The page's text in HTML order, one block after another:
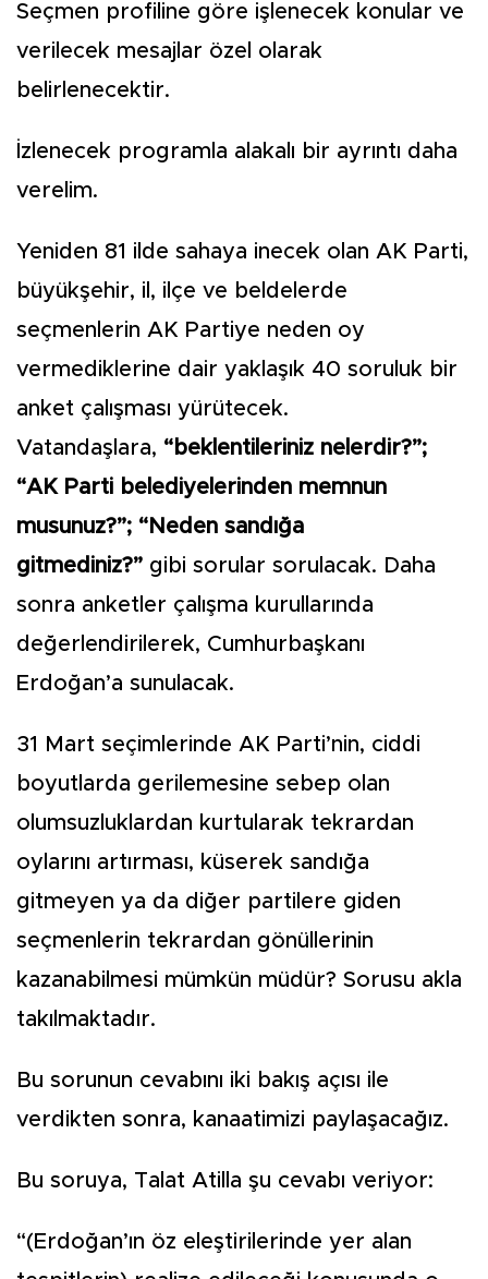
Seçmen profiline göre işlenecek konular ve
verilecek mesajlar özel olarak
belirlenecektir.
İzlenecek programla alakalı bir ayrıntı daha
verelim.
Yeniden 81 ilde sahaya inecek olan AK Parti,
büyükşehir, il, ilçe ve beldelerde
seçmenlerin AK Partiye neden oy
vermediklerine dair yaklaşık 40 soruluk bir
anket çalışması yürütecek.
Vatandaşlara, “beklentileriniz nelerdir?”;
“AK Parti belediyelerinden memnun
musunuz?”; “Neden sandığa
gitmediniz?” gibi sorular sorulacak. Daha
sonra anketler çalışma kurullarında
değerlendirilerek, Cumhurbaşkanı
Erdoğan’a sunulacak.
31 Mart seçimlerinde AK Parti’nin, ciddi
boyutlarda gerilemesine sebep olan
olumsuzluklardan kurtularak tekrardan
oylarını artırması, küserek sandığa
gitmeyen ya da diğer partilere giden
seçmenlerin tekrardan gönüllerinin
kazanabilmesi mümkün müdür? Sorusu akla
takılmaktadır.
Bu sorunun cevabını iki bakış açısı ile
verdikten sonra, kanaatimizi paylaşacağız.
Bu soruya, Talat Atilla şu cevabı veriyor:
“(Erdoğan’ın öz eleştirilerinde yer alan